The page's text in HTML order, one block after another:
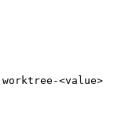
worktree-<value>